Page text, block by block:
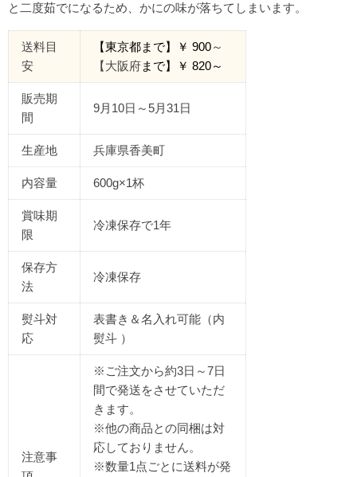
と二度茹でになるため、かにの味が落ちてしまいます。
送料目
安
【東京都まで】￥ 900～
【大阪府まで】￥ 820～
販売期
間
9月10日～5月31日
生産地 兵庫県香美町
内容量 600g×1杯
賞味期
限
冷凍保存で1年
保存方
法
冷凍保存
熨斗対
応
表書き＆名入れ可能（内
熨斗 ）
注意事
※ご注文から約3日～7日
間で発送をさせていただ
きます。
※他の商品との同梱は対
応しておりません。
※数量1点ごとに送料が発